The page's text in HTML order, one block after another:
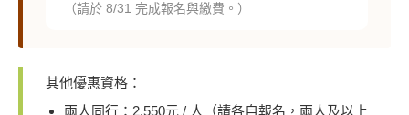
（請於 8/31 完成報名與繳費。）
其他優惠資格：
兩人同行：2,550元 / 人（請各自報名，兩人及以上